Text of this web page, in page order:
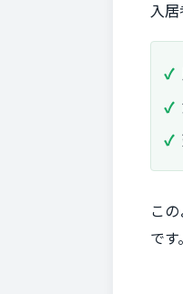
入
こ
です。